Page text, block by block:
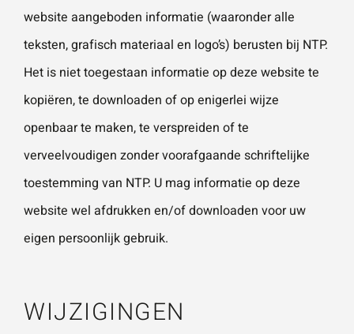
website aangeboden informatie (waaronder alle
teksten, grafisch materiaal en logo’s) berusten bij NTP.
Het is niet toegestaan informatie op deze website te
kopiëren, te downloaden of op enigerlei wijze
openbaar te maken, te verspreiden of te
verveelvoudigen zonder voorafgaande schriftelijke
toestemming van NTP. U mag informatie op deze
website wel afdrukken en/of downloaden voor uw
eigen persoonlijk gebruik.
WIJZIGINGEN